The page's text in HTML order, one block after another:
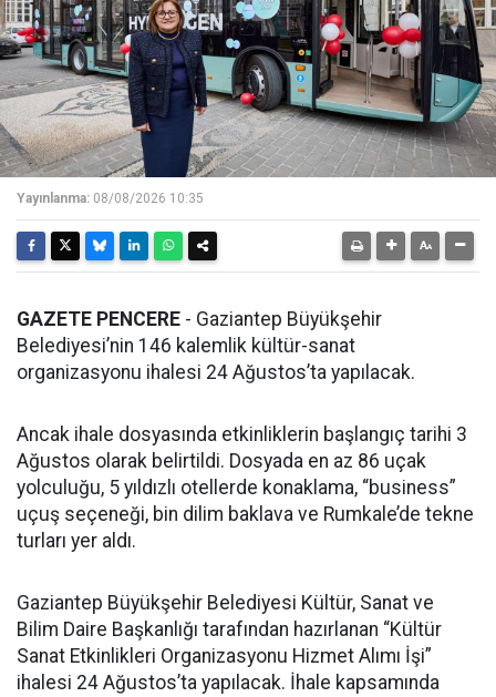
Yayınlanma: 08/08/2026 10:35
GAZETE PENCERE - Gaziantep Büyükşehir
Belediyesi’nin 146 kalemlik kültür-sanat
organizasyonu ihalesi 24 Ağustos’ta yapılacak.
Ancak ihale dosyasında etkinliklerin başlangıç tarihi 3
Ağustos olarak belirtildi. Dosyada en az 86 uçak
yolculuğu, 5 yıldızlı otellerde konaklama, “business”
uçuş seçeneği, bin dilim baklava ve Rumkale’de tekne
turları yer aldı.
Gaziantep Büyükşehir Belediyesi Kültür, Sanat ve
Bilim Daire Başkanlığı tarafından hazırlanan “Kültür
Sanat Etkinlikleri Organizasyonu Hizmet Alımı İşi”
ihalesi 24 Ağustos’ta yapılacak. İhale kapsamında